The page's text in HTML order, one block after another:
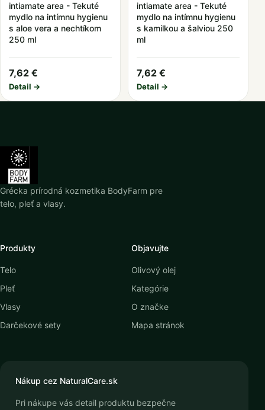
intiamate area - Tekuté
mydlo na intímnu hygienu
s aloe vera a nechtíkom
250 ml
7,62 €
Detail →
intiamate area - Tekuté
mydlo na intímnu hygienu
s kamilkou a šalviou 250
ml
7,62 €
Detail →
Grécka prírodná kozmetika BodyFarm pre
telo, pleť a vlasy.
Produkty
Telo
Pleť
Vlasy
Darčekové sety
Objavujte
Olivový olej
Kategórie
O značke
Mapa stránok
Nákup cez NaturalCare.sk
Pri nákupe vás detail produktu bezpečne